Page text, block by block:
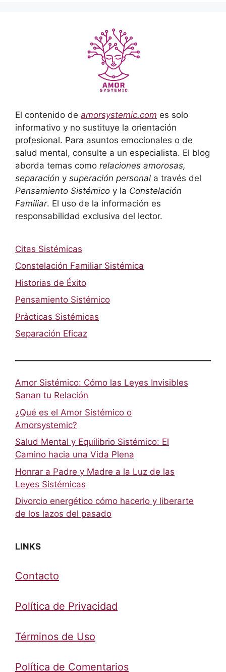
El contenido de amorsystemic.com es solo
informativo y no sustituye la orientación
profesional. Para asuntos emocionales o de
salud mental, consulte a un especialista. El blog
aborda temas como relaciones amorosas,
separación y superación personal a través del
Pensamiento Sistémico y la Constelación
Familiar. El uso de la información es
responsabilidad exclusiva del lector.
Citas Sistémicas
Constelación Familiar Sistémica
Historias de Éxito
Pensamiento Sistémico
Prácticas Sistémicas
Separación Eficaz
Amor Sistémico: Cómo las Leyes Invisibles
Sanan tu Relación
¿Qué es el Amor Sistémico o
Amorsystemic?
Salud Mental y Equilibrio Sistémico: El
Camino hacia una Vida Plena
Honrar a Padre y Madre a la Luz de las
Leyes Sistémicas
Divorcio energético cómo hacerlo y liberarte
de los lazos del pasado
LINKS
Contacto
Política de Privacidad
Términos de Uso
Política de Comentarios